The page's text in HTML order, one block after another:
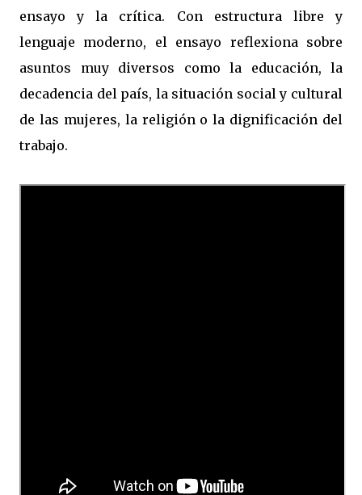
ensayo y la crítica. Con estructura libre y
lenguaje moderno, el ensayo reflexiona sobre
asuntos muy diversos como la educación, la
decadencia del país, la situación social y cultural
de las mujeres, la religión o la dignificación del
trabajo.